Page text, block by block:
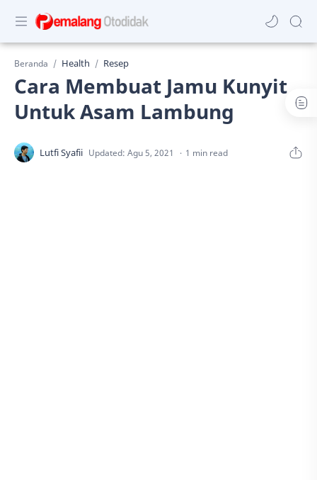
Beranda Health Resep
Cara Membuat Jamu Kunyit
Untuk Asam Lambung
1 min read